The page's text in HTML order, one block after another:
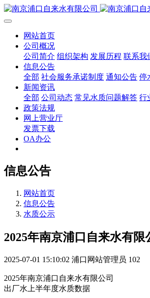
网站首页
公司概况
公司简介 组织架构 发展历程 联系我
信息公告
全部 社会服务承诺制度 通知公告 停
新闻资讯
全部 公司动态 常见水质问题解答 行
政策法规
网上营业厅
发票下载
OA办公
信息公告
网站首页
信息公告
水质公示
2025年南京浦口自来水有
2025-07-01 15:10:02 浦口网站管理员 102
2025年南京浦口自来水有限公司
出厂水上半年度水质数据